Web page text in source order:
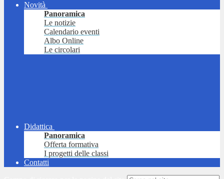
Novità
Panoramica
Le notizie
Calendario eventi
Albo Online
Le circolari
Didattica
Panoramica
Offerta formativa
I progetti delle classi
Contatti